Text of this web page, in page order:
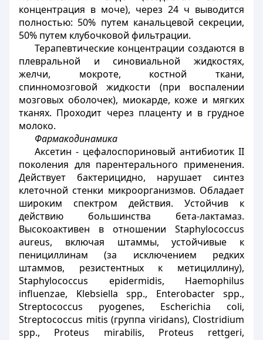
концентрация в моче), через 24 ч выводится
полностью: 50% путем канальцевой секреции,
50% путем клубочковой фильтрации.
Терапевтические концентрации создаются в
плевральной и синовиальной жидкостях,
желчи, мокроте, костной ткани,
спинномозговой жидкости (при воспалении
мозговых оболочек), миокарде, коже и мягких
тканях. Проходит через плаценту и в грудное
молоко.
Фармакодинамика
Аксетин - цефалоспориновый антибиотик II
поколения для парентерального применения.
Действует бактерицидно, нарушает синтез
клеточной стенки микроорганизмов. Обладает
широким спектром действия. Устойчив к
действию большинства бета-лактамаз.
Высокоактивен в отношении Staphylococcus
aureus, включая штаммы, устойчивые к
пенициллинам (за исключением редких
штаммов, резистентных к метициллину),
Staphylococcus epidermidis, Haemophilus
influenzae, Klebsiella spp., Enterobacter spp.,
Streptococcus pyogenes, Escherichia coli,
Streptococcus mitis (группа viridans), Clostridium
spp., Proteus mirabilis, Proteus rettgeri,